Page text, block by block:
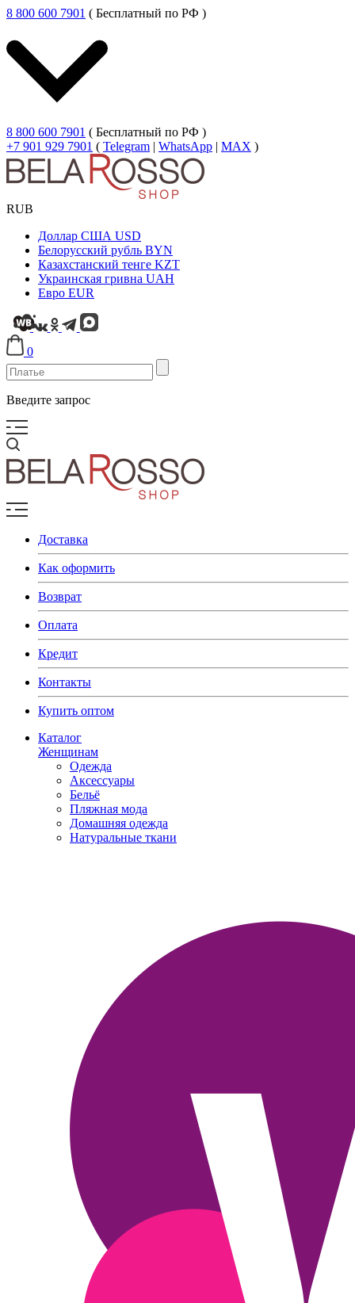
8 800 600 7901 ( Бесплатный по РФ )
8 800 600 7901 ( Бесплатный по РФ )
+7 901 929 7901 ( Telegram | WhatsApp | MAX )
RUB
Доллар США USD
Белорусский рубль BYN
Казахстанский тенге KZT
Украинская гривна UAH
Евро EUR
0
Введите запрос
Доставка
Как оформить
Возврат
Оплата
Кредит
Контакты
Купить оптом
Каталог
Женщинам
Одежда
Аксессуары
Бельё
Пляжная мода
Домашняя одежда
Натуральные ткани